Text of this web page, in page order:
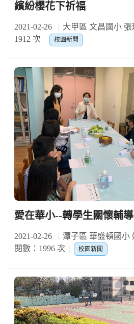
繽紛櫻花下祈福
2021-02-26 大甲區 文昌國小
1912 次
校園新聞
愛在華小--轉學生關懷輔導
2021-02-26 潭子區 華盛頓國小
閱數：1996 次
校園新聞